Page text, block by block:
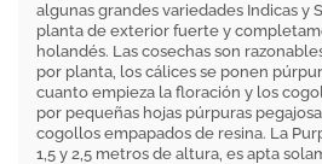
algunas grandes variedades Indicas y
planta de exterior fuerte y
holandés. Las cosechas son
por planta, los cálices se ponen
cuanto empieza la floración y los
por pequeñas hojas púrpuras
cogollos empapados de resina. La
1,5 y 2,5 metros de altura, es apta